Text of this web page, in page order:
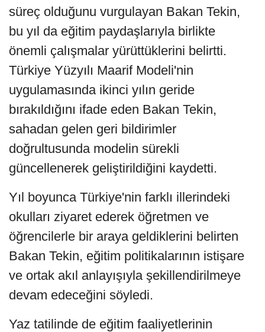
süreç olduğunu vurgulayan Bakan Tekin,
bu yıl da eğitim paydaşlarıyla birlikte
önemli çalışmalar yürüttüklerini belirtti.
Türkiye Yüzyılı Maarif Modeli'nin
uygulamasında ikinci yılın geride
bırakıldığını ifade eden Bakan Tekin,
sahadan gelen geri bildirimler
doğrultusunda modelin sürekli
güncellenerek geliştirildiğini kaydetti.
Yıl boyunca Türkiye'nin farklı illerindeki
okulları ziyaret ederek öğretmen ve
öğrencilerle bir araya geldiklerini belirten
Bakan Tekin, eğitim politikalarının istişare
ve ortak akıl anlayışıyla şekillendirilmeye
devam edeceğini söyledi.
Yaz tatilinde de eğitim faaliyetlerinin